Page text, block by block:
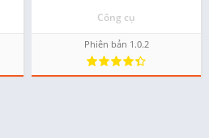
Công cụ
Phiên bản 1.0.2